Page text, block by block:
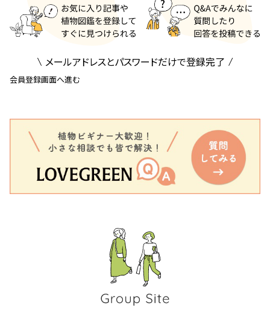
メールアドレスとパスワードだけで登録完了
会員登録画面へ進む